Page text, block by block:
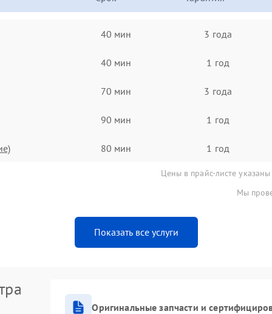
40 мин 3 года
40 мин 1 год
70 мин 3 года
90 мин 1 год
80 мин 1 год
Цены в прайс-листе
Мы
Показать все услуги
Оригинальные запчасти и